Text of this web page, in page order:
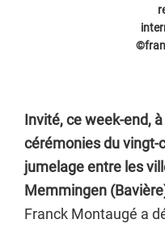
Invité, ce week-end,
cérémonies du vingt-
jumelage entre les
Memmingen
Franck Montaugé a